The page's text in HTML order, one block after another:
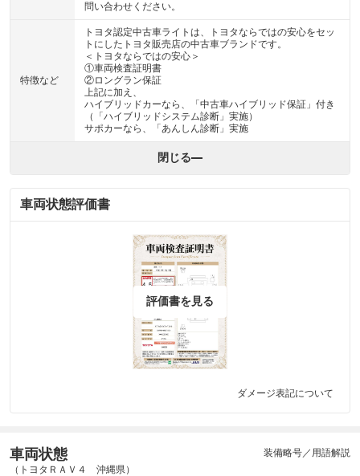
問い合わせください。
特徴など
トヨタ認定中古車ライトは、トヨタならではの安心をセッ
トにしたトヨタ販売店の中古車ブランドです。
＜トヨタならではの安心＞
①車両検査証明書
②ロングラン保証
上記に加え、
ハイブリッドカーなら、「中古車ハイブリッド保証」付き
（「ハイブリッドシステム診断」実施）
サポカーなら、「あんしん診断」実施
閉じる
車両状態評価書
評価書を見る
ダメージ表記について
車両状態
（トヨタＲＡＶ４ 沖縄県）
装備略号／用語解説